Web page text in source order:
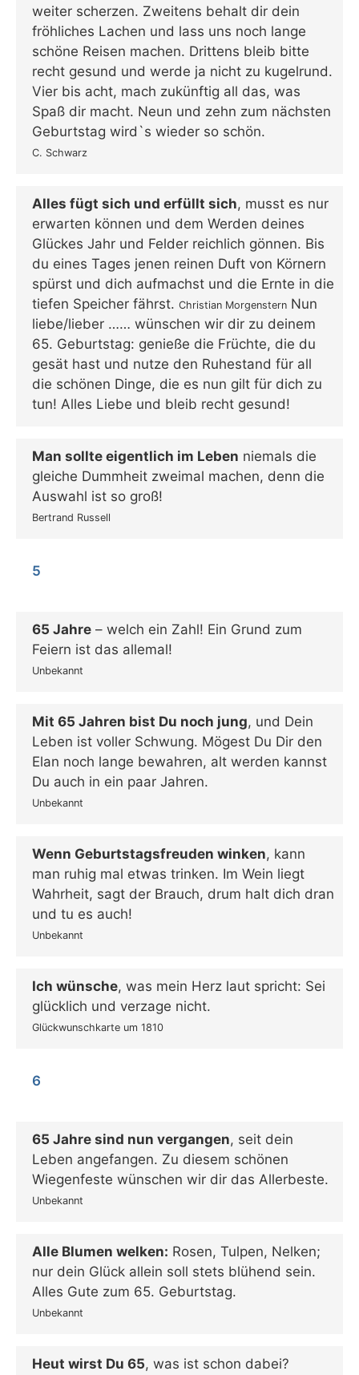
weiter scherzen. Zweitens behalt dir dein
fröhliches Lachen und lass uns noch lange
schöne Reisen machen. Drittens bleib bitte
recht gesund und werde ja nicht zu kugelrund.
Vier bis acht, mach zukünftig all das, was
Spaß dir macht. Neun und zehn zum nächsten
Geburtstag wird`s wieder so schön.
C. Schwarz
Alles fügt sich und erfüllt sich, musst es nur
erwarten können und dem Werden deines
Glückes Jahr und Felder reichlich gönnen. Bis
du eines Tages jenen reinen Duft von Körnern
spürst und dich aufmachst und die Ernte in die
tiefen Speicher fährst. Christian Morgenstern Nun
liebe/lieber …… wünschen wir dir zu deinem
65. Geburtstag: genieße die Früchte, die du
gesät hast und nutze den Ruhestand für all
die schönen Dinge, die es nun gilt für dich zu
tun! Alles Liebe und bleib recht gesund!
Man sollte eigentlich im Leben niemals die
gleiche Dummheit zweimal machen, denn die
Auswahl ist so groß!
Bertrand Russell
5
65 Jahre – welch ein Zahl! Ein Grund zum
Feiern ist das allemal!
Unbekannt
Mit 65 Jahren bist Du noch jung, und Dein
Leben ist voller Schwung. Mögest Du Dir den
Elan noch lange bewahren, alt werden kannst
Du auch in ein paar Jahren.
Unbekannt
Wenn Geburtstagsfreuden winken, kann
man ruhig mal etwas trinken. Im Wein liegt
Wahrheit, sagt der Brauch, drum halt dich dran
und tu es auch!
Unbekannt
Ich wünsche, was mein Herz laut spricht: Sei
glücklich und verzage nicht.
Glückwunschkarte um 1810
6
65 Jahre sind nun vergangen, seit dein
Leben angefangen. Zu diesem schönen
Wiegenfeste wünschen wir dir das Allerbeste.
Unbekannt
Alle Blumen welken: Rosen, Tulpen, Nelken;
nur dein Glück allein soll stets blühend sein.
Alles Gute zum 65. Geburtstag.
Unbekannt
Heut wirst Du 65, was ist schon dabei?